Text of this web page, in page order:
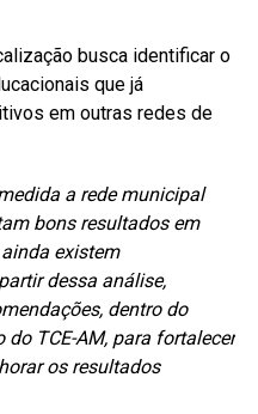
busca identificar o
que já
em outras redes de
a rede municipal
bons resultados em
existem
dessa análise,
dentro do
TCE-AM, para fortalecer
os resultados